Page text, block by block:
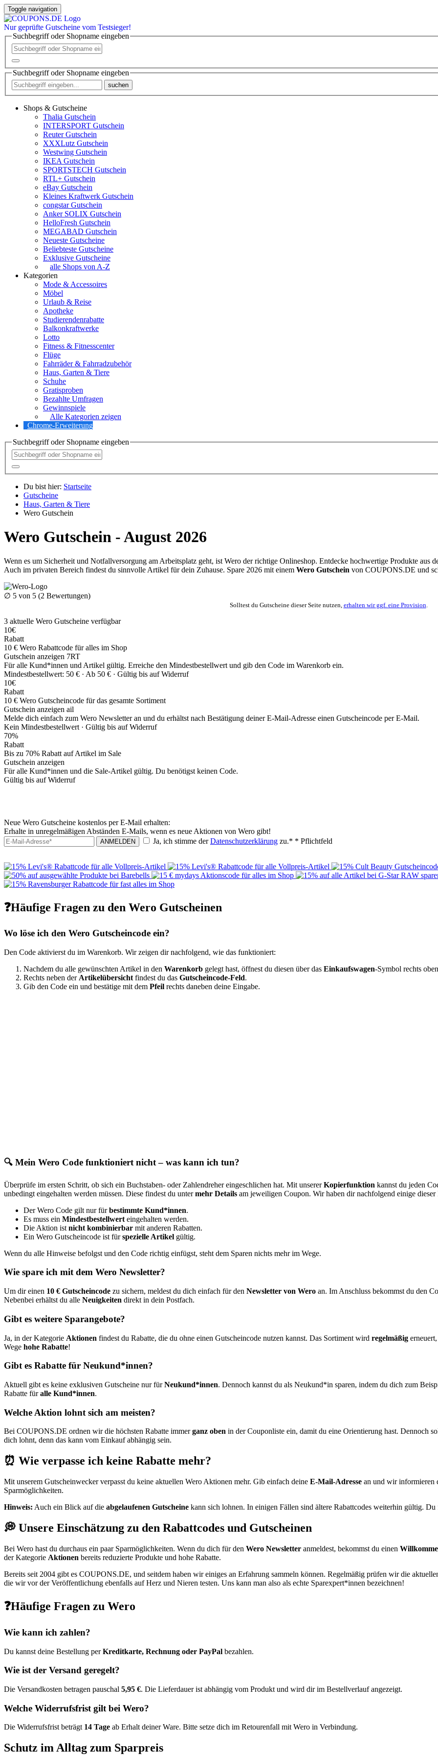
Toggle navigation
Nur geprüfte Gutscheine vom Testsieger!
Suchbegriff oder Shopname eingeben
Suchbegriff oder Shopname eingeben
suchen
Shops & Gutscheine
Thalia Gutschein
INTERSPORT Gutschein
Reuter Gutschein
XXXLutz Gutschein
Westwing Gutschein
IKEA Gutschein
SPORTSTECH Gutschein
RTL+ Gutschein
eBay Gutschein
Kleines Kraftwerk Gutschein
congstar Gutschein
Anker SOLIX Gutschein
HelloFresh Gutschein
MEGABAD Gutschein
Neueste Gutscheine
Beliebteste Gutscheine
Exklusive Gutscheine
alle Shops von A-Z
Kategorien
Mode & Accessoires
Möbel
Urlaub & Reise
Apotheke
Studierendenrabatte
Balkonkraftwerke
Lotto
Fitness & Fitnesscenter
Flüge
Fahrräder & Fahrradzubehör
Haus, Garten & Tiere
Schuhe
Gratisproben
Bezahlte Umfragen
Gewinnspiele
Alle Kategorien zeigen
Chrome-Erweiterung
Suchbegriff oder Shopname eingeben
Du bist hier: Startseite
Gutscheine
Haus, Garten & Tiere
Wero Gutschein
Wero Gutschein - August 2026
Wenn es um Sicherheit und Notfallversorgung am Arbeitsplatz geht, ist Wero der richtige Onlineshop. Entdecke hochwertige Produkte aus
Auch im privaten Bereich findest du sinnvolle Artikel für dein Zuhause. Spare 2026 mit einem Wero Gutschein von COUPONS.DE und
∅ 5 von 5 (2 Bewertungen)
Solltest du Gutscheine dieser Seite nutzen, erhalten wir ggf. eine Provision
3 aktuelle Wero Gutscheine verfügbar
10€
Rabatt
10 € Wero Rabattcode für alles im Shop
Gutschein anzeigen 7RT
Für alle Kund*innen und Artikel gültig. Erreiche den Mindestbestellwert und gib den Code im Warenkorb ein.
Mindestbestellwert: 50 € · Ab 50 € · Gültig bis auf Widerruf
10€
Rabatt
10 € Wero Gutscheincode für das gesamte Sortiment
Gutschein anzeigen ail
Melde dich einfach zum Wero Newsletter an und du erhältst nach Bestätigung deiner E-Mail-Adresse einen Gutscheincode per E-Mail.
Kein Mindestbestellwert · Gültig bis auf Widerruf
70%
Rabatt
Bis zu 70% Rabatt auf Artikel im Sale
Gutschein anzeigen
Für alle Kund*innen und die Sale-Artikel gültig. Du benötigst keinen Code.
Gültig bis auf Widerruf
Neue Wero Gutscheine kostenlos per E-Mail erhalten:
Erhalte in unregelmäßigen Abständen E-Mails, wenn es neue Aktionen von Wero gibt!
ANMELDEN Ja, ich stimme derDatenschutzerklärung zu.* * Pflichtfeld
❓Häufige Fragen zu den Wero Gutscheinen
Wo löse ich den Wero Gutscheincode ein?
Den Code aktivierst du im Warenkorb. Wir zeigen dir nachfolgend, wie das funktioniert:
Nachdem du alle gewünschten Artikel in den Warenkorb gelegt hast, öffnest du diesen über das Einkaufswagen-Symbol rechts
Rechts neben der Artikelübersicht findest du das Gutscheincode-Feld.
Gib den Code ein und bestätige mit dem Pfeil rechts daneben deine Eingabe.
🔍 Mein Wero Code funktioniert nicht – was kann ich tun?
Überprüfe im ersten Schritt, ob sich ein Buchstaben- oder Zahlendreher eingeschlichen hat. Mit unsererKopierfunktion kannst du jeden
unbedingt eingehalten werden müssen. Diese findest du untermehr Details am jeweiligen Coupon. Wir haben dir nachfolgend einige dieser
Der Wero Code gilt nur fürbestimmte Kund*innen.
Es muss ein Mindestbestellwert eingehalten werden.
Die Aktion ist nicht kombinierbar mit anderen Rabatten.
Ein Wero Gutscheincode ist fürspezielle Artikel gültig.
Wenn du alle Hinweise befolgst und den Code richtig einfügst, steht dem Sparen nichts mehr im Wege.
Wie spare ich mit dem Wero Newsletter?
Um dir einen 10 € Gutscheincode zu sichern, meldest du dich einfach für den Newsletter von Wero an. Im Anschluss bekommst du den
Nebenbei erhältst du alle Neuigkeiten direkt in dein Postfach.
Gibt es weitere Sparangebote?
Ja, in der Kategorie Aktionen findest du Rabatte, die du ohne einen Gutscheincode nutzen kannst. Das Sortiment wird regelmäßig
Wege hohe Rabatte!
Gibt es Rabatte für Neukund*innen?
Aktuell gibt es keine exklusiven Gutscheine nur fürNeukund*innen. Dennoch kannst du als Neukund*in sparen, indem du dich zum
Rabatte füralle Kund*innen.
Welche Aktion lohnt sich am meisten?
Bei COUPONS.DE ordnen wir die höchsten Rabatte immerganz oben in der Couponliste ein, damit du eine Orientierung hast. Dennoch
dich lohnt, denn das kann vom Einkauf abhängig sein.
⏰ Wie verpasse ich keine Rabatte mehr?
Mit unserem Gutscheinweckerverpasst du keine aktuellen Wero Aktionen mehr. Gib einfach deine E-Mail-Adresse an und wir informieren
Sparmöglichkeiten.
Hinweis: Auch ein Blick auf die abgelaufenen Gutscheine kann sich lohnen. In einigen Fällen sind ältere Rabattcodes weiterhin gültig.
💭 Unsere Einschätzung zu den Rabattcodes und Gutscheinen
Bei Wero hast du durchaus ein paar Sparmöglichkeiten. Wenn du dich für den Wero Newsletter anmeldest, bekommst du einen
der Kategorie Aktionen bereits reduzierte Produkte und hohe Rabatte.
Bereits seit 2004 gibt es COUPONS.DE, und seitdem haben wir einiges an Erfahrung sammeln können. Regelmäßig prüfen wir die
die wir vor der Veröffentlichung ebenfalls auf Herz und Nieren testen. Uns kann man also als echte Sparexpert*innen bezeichnen!
❓Häufige Fragen zu Wero
Wie kann ich zahlen?
Du kannst deine Bestellung perKreditkarte, Rechnung oder PayPal bezahlen.
Wie ist der Versand geregelt?
Die Versandkosten betragen pauschal 5,95 €. Die Lieferdauer ist abhängig vom Produkt und wird dir im Bestellverlauf angezeigt.
Welche Widerrufsfrist gilt bei Wero?
Die Widerrufsfrist beträgt 14 Tage ab Erhalt deiner Ware. Bitte setze dich im Retourenfall mit Wero in Verbindung.
Schutz im Alltag zum Sparpreis